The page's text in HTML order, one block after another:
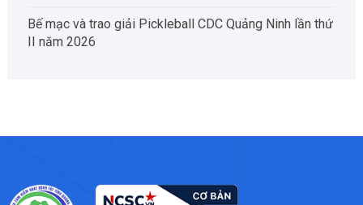
Bế mạc và trao giải Pickleball CDC Quảng Ninh lần thứ
II năm 2026